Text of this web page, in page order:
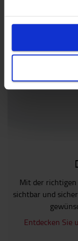
CHF 41
BESTELLEN
Mit der
sichtbar und
Entdecken Sie